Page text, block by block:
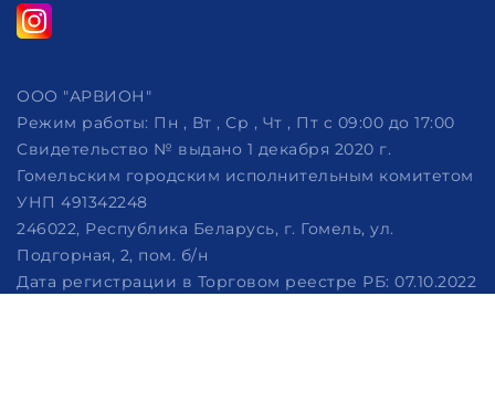
ООО "АРВИОН"
Режим работы: Пн , Вт , Ср , Чт , Пт c 09:00 до 17:00
Свидетельство № выдано 1 декабря 2020 г.
Гомельским городским исполнительным комитетом
УНП 491342248
246022, Республика Беларусь, г. Гомель, ул.
Подгорная, 2, пом. б/н
Дата регистрации в Торговом реестре РБ: 07.10.2022